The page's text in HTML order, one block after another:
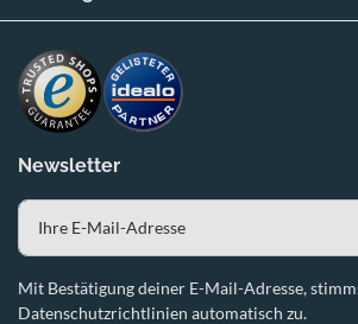
Newsletter
Mit Bestätigung deiner E-Mail-Adresse,
Datenschutzrichtlinien automatisch zu.